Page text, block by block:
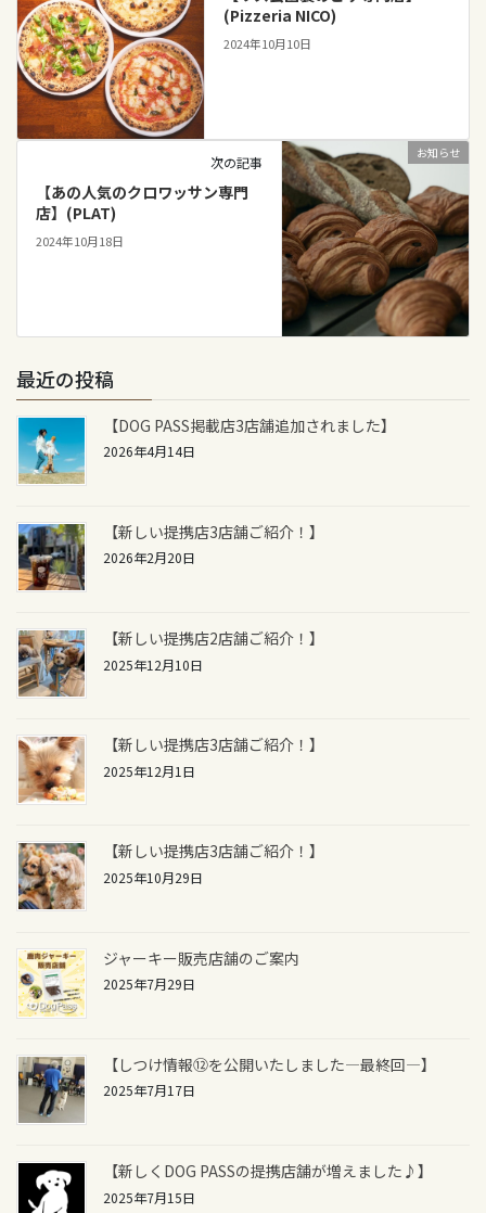
(Pizzeria NICO)
2024年10月10日
お知らせ
次の記事
【あの人気のクロワッサン専門
店】(PLAT)
2024年10月18日
最近の投稿
【DOG PASS掲載店3店舗追加されました】
2026年4月14日
【新しい提携店3店舗ご紹介！】
2026年2月20日
【新しい提携店2店舗ご紹介！】
2025年12月10日
【新しい提携店3店舗ご紹介！】
2025年12月1日
【新しい提携店3店舗ご紹介！】
2025年10月29日
ジャーキー販売店舗のご案内
2025年7月29日
【しつけ情報⑫を公開いたしました―最終回―】
2025年7月17日
【新しくDOG PASSの提携店舗が増えました♪】
2025年7月15日